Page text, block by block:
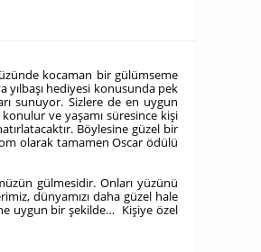
kocaman bir gülümseme
yılbaşı hediyesi konusunda pek
sunuyor. Sizlere de en uygun
ve yaşamı süresince kişi
Böylesine güzel bir
olarak tamamen Oscar ödülü
gülmesidir. Onları yüzünü
dünyamızı daha güzel hale
uygun bir şekilde… Kişiye özel